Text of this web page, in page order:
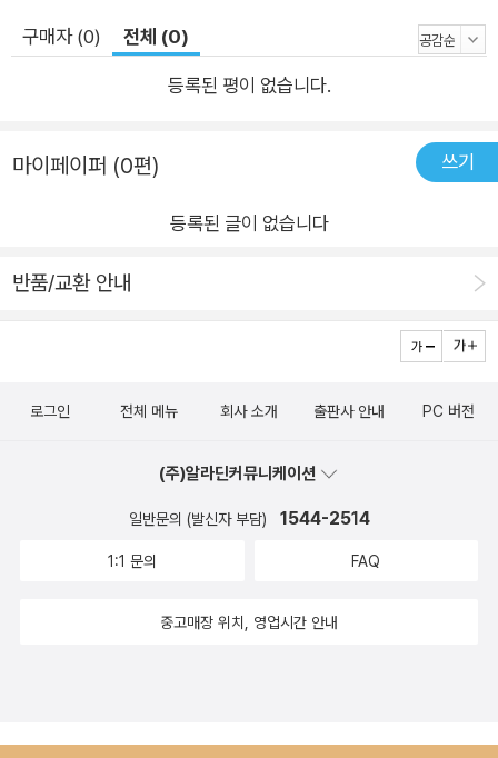
구매자 (0) 전체 (0)
등록된 평이 없습니다.
마이페이퍼 (0편) 쓰기
등록된 글이 없습니다
반품/교환 안내
로그인 전체 메뉴 회사 소개 출판사 안내 PC 버전
(주)알라딘커뮤니케이션
일반문의 (발신자 부담) 1544-2514
1:1 문의 FAQ
중고매장 위치, 영업시간 안내